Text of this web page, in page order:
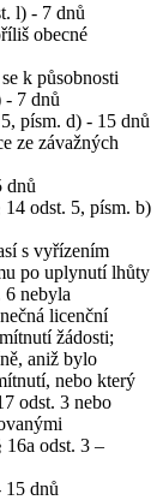
l) - 7 dnů
obecné
k působnosti
- 7 dnů
písm. d) - 15 dnů
ze závažných
dnů
odst. 5, písm. b)
s vyřízením
po uplynutí lhůty
6 nebyla
licenční
žádosti;
aniž bylo
nebo který
odst. 3 nebo
odst. 3 –
15 dnů